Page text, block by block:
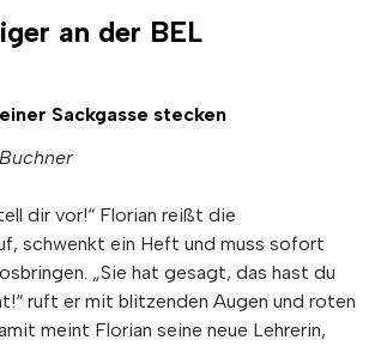
an der BEL
Sackgasse stecken
dir vor!“ Florian reißt die
schwenkt ein Heft und muss sofort
„Sie hat gesagt, das hast du
ruft er mit blitzenden Augen und roten
meint Florian seine neue Lehrerin,